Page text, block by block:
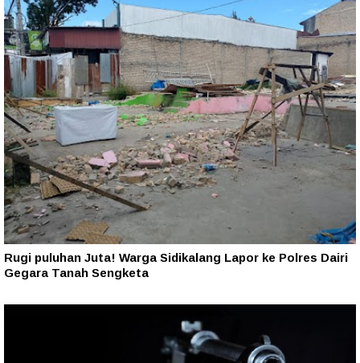
Rugi puluhan Juta! Warga Sidikalang Lapor ke Polres Dairi
Gegara Tanah Sengketa